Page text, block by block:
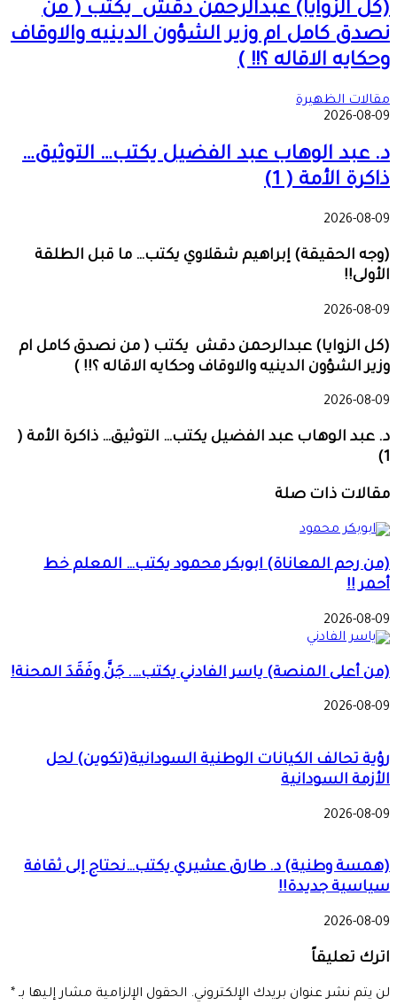
(كل الزوايا) عبدالرحمن دقش يكتب ( من
نصدق كامل ام وزير الشؤون الدينيه والاوقاف
وحكايه الاقاله ؟!! )
مقالات الظهيرة
2026-08-09
د. عبد الوهاب عبد الفضيل يكتب… التوثيق…
ذاكرة الأمة ( 1)
2026-08-09
(وجه الحقيقة) إبراهيم شقلاوي يكتب… ما قبل الطلقة
الأولى!!
2026-08-09
(كل الزوايا) عبدالرحمن دقش يكتب ( من نصدق كامل ام
وزير الشؤون الدينيه والاوقاف وحكايه الاقاله ؟!! )
2026-08-09
د. عبد الوهاب عبد الفضيل يكتب… التوثيق… ذاكرة الأمة (
1)
مقالات ذات صلة
(من رحم المعاناة) ابوبكر محمود يكتب… المعلم خط
أحمر !!
2026-08-09
(من أعلى المنصة) ياسر الفادني يكتب…. جَنَّ وفَقَدَ المحنة!
2026-08-09
رؤية تحالف الكيانات الوطنية السودانية(تكوين) لحل
الأزمة السودانية
2026-08-09
(همسة وطنية) د. طارق عشيري يكتب…نحتاج إلى ثقافة
سياسية جديدة!!
2026-08-09
اترك تعليقاً
لن يتم نشر عنوان بريدك الإلكتروني. الحقول الإلزامية مشار إليها بـ *